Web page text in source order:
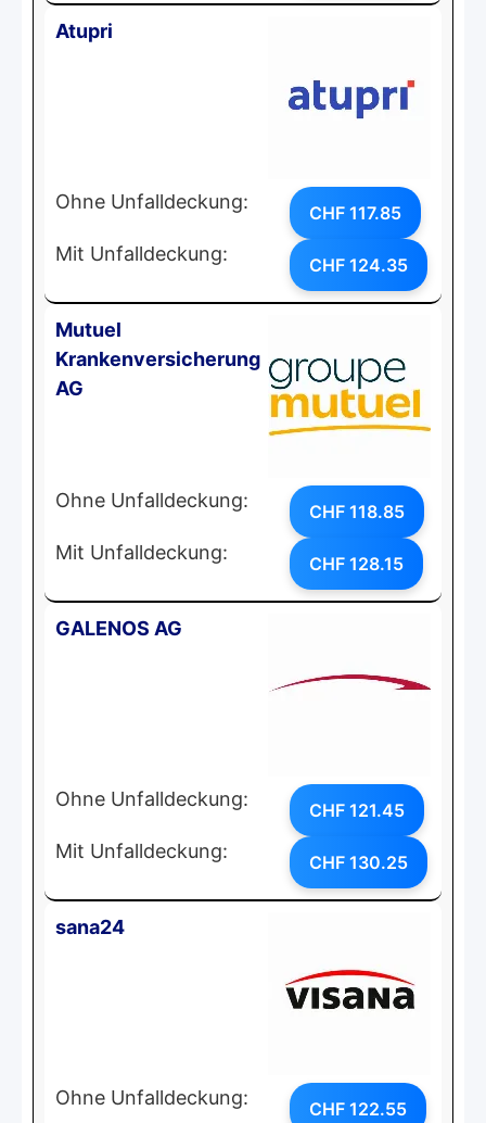
Atupri
Ohne Unfalldeckung: CHF 117.85
Mit Unfalldeckung: CHF 124.35
Mutuel
Krankenversicherung
AG
Ohne Unfalldeckung: CHF 118.85
Mit Unfalldeckung: CHF 128.15
GALENOS AG
Ohne Unfalldeckung: CHF 121.45
Mit Unfalldeckung: CHF 130.25
sana24
Ohne Unfalldeckung: CHF 122.55